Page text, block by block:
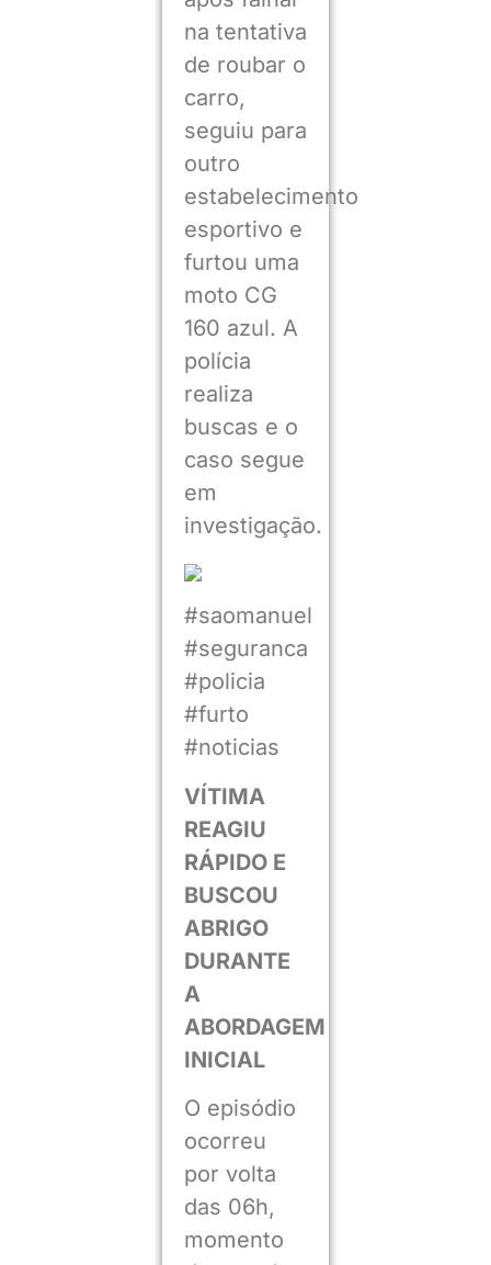
na tentativa
de roubar o
carro,
seguiu para
outro
estabelecimento
esportivo e
furtou uma
moto CG
160 azul. A
polícia
realiza
buscas e o
caso segue
em
investigação.
#saomanuel
#seguranca
#policia
#furto
#noticias
VÍTIMA
REAGIU
RÁPIDO E
BUSCOU
ABRIGO
DURANTE
A
ABORDAGEM
INICIAL
O episódio
ocorreu
por volta
das 06h,
momento